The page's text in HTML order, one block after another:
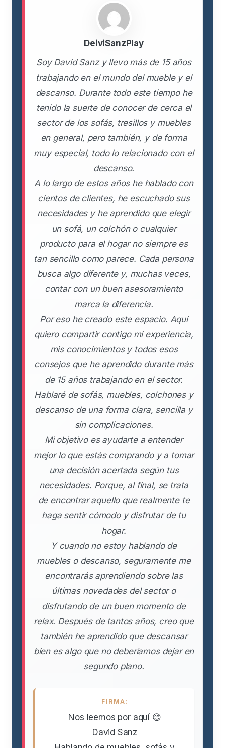
DeiviSanzPlay
Soy David Sanz y llevo más de 15 años
trabajando en el mundo del mueble y el
descanso. Durante todo este tiempo he
tenido la suerte de conocer de cerca el
sector de los sofás, tresillos y muebles
en general, pero también, y de forma
muy especial, todo lo relacionado con el
descanso.
A lo largo de estos años he hablado con
cientos de clientes, he escuchado sus
necesidades y he aprendido que elegir
un sofá, un colchón o cualquier
producto para el hogar no siempre es
tan sencillo como parece. Cada persona
busca algo diferente y, muchas veces,
contar con un buen asesoramiento
marca la diferencia.
Por eso he creado este espacio. Aquí
quiero compartir contigo mi experiencia,
mis conocimientos y todos esos
consejos que he aprendido durante más
de 15 años trabajando en el sector.
Hablaré de sofás, muebles, colchones y
descanso de una forma clara, sencilla y
sin complicaciones.
Mi objetivo es ayudarte a entender
mejor lo que estás comprando y a tomar
una decisión acertada según tus
necesidades. Porque, al final, se trata
de encontrar aquello que realmente te
haga sentir cómodo y disfrutar de tu
hogar.
Y cuando no estoy hablando de
muebles o descanso, seguramente me
encontrarás aprendiendo sobre las
últimas novedades del sector o
disfrutando de un buen momento de
relax. Después de tantos años, creo que
también he aprendido que descansar
bien es algo que no deberíamos dejar en
segundo plano.
FIRMA:
Nos leemos por aquí 😊
David Sanz